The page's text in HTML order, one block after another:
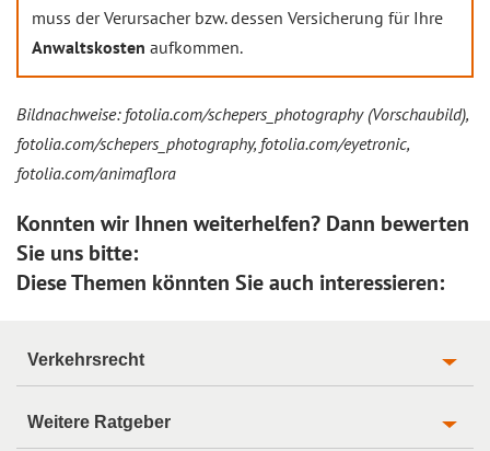
muss der Verursacher bzw. dessen Versicherung für Ihre
Anwaltskosten aufkommen.
Bildnachweise: fotolia.com/schepers_photography (Vorschaubild),
fotolia.com/schepers_photography, fotolia.com/eyetronic,
fotolia.com/animaflora
Konnten wir Ihnen weiterhelfen? Dann bewerten
Sie uns bitte:
Diese Themen könnten Sie auch interessieren:
Verkehrsrecht
Weitere Ratgeber